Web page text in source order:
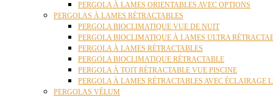
PERGOLA À LAMES ORIENTABLES AVEC OPTIONS
PERGOLAS À LAMES RÉTRACTABLES
PERGOLA BIOCLIMATIQUE VUE DE NUIT
PERGOLA BIOCLIMATIQUE À LAMES ULTRA
PERGOLA À LAMES RÉTRACTABLES
PERGOLA BIOCLIMATIQUE RÉTRACTABLE
PERGOLA À TOIT RÉTRACTABLE VUE PISCINE
PERGOLA À LAMES RÉTRACTABLES AVEC ÉCLAIRAGE
PERGOLAS VÉLUM